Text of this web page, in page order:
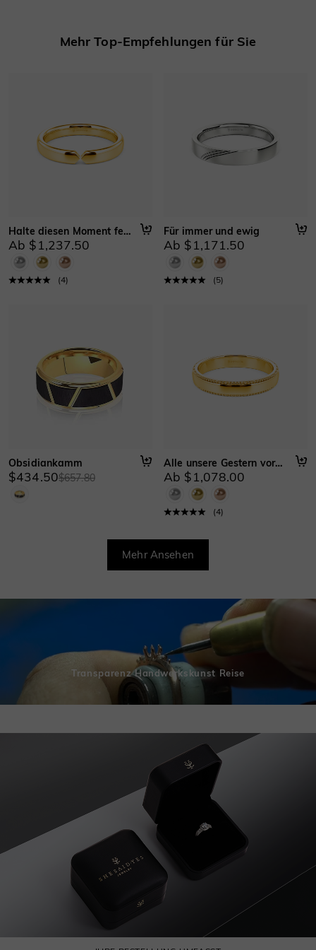
Mehr Top-Empfehlungen für Sie
Halte diesen Moment fest
Ab $1,237.50
(4)
Für immer und ewig
Ab $1,171.50
(5)
Obsidiankamm
$434.50$657.80
Alle unsere Gestern vorwärts
Ab $1,078.00
(4)
Mehr Ansehen
Transparenz Handwerkskunst Reise